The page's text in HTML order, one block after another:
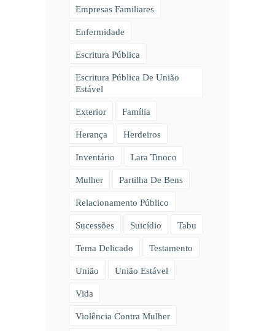
Empresas Familiares
Enfermidade
Escritura Pública
Escritura Pública De União
Estável
Exterior Família
Herança Herdeiros
Inventário Lara Tinoco
Mulher Partilha De Bens
Relacionamento Público
Sucessões Suicídio Tabu
Tema Delicado Testamento
União União Estável
Vida
Violência Contra Mulher